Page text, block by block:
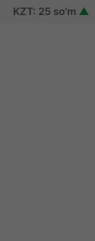
25 so'm▲